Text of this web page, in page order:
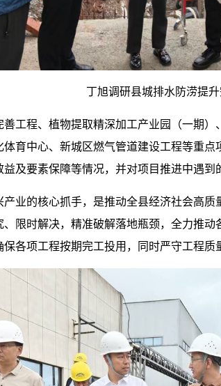
丁旭调研县城排水防涝提
工程、植物提取精深加工产业园（一期
育中心、新城区燃气管道建设工程等重
及要素保障等情况，并对项目推进中遇到
业的核心抓手，是推动全县经济社会高
限时解决，精准破解落地瓶颈，全力推
各项工程按期完工投用，同时严守工程